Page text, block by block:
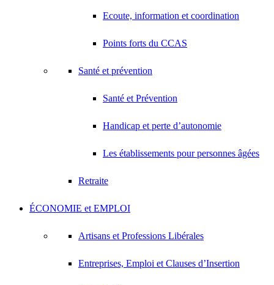
Ecoute, information et coordination
Points forts du CCAS
Santé et prévention
Santé et Prévention
Handicap et perte d’autonomie
Les établissements pour personnes âgées
Retraite
ÉCONOMIE et EMPLOI
Artisans et Professions Libérales
Entreprises, Emploi et Clauses d’Insertion